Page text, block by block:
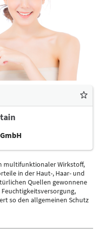
multifunktionaler Wirkstoff,
in der Haut-, Haar- und
Quellen gewonnene
so den allgemeinen Schutz